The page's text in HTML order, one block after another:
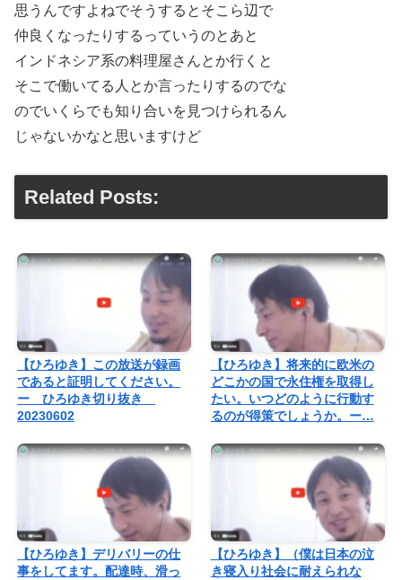
思うんですよねでそうするとそこら辺で
仲良くなったりするっていうのとあと
インドネシア系の料理屋さんとか行くと
そこで働いてる人とか言ったりするのでな
のでいくらでも知り合いを見つけられるん
じゃないかなと思いますけど
Related Posts:
【ひろゆき】この放送が録画
であると証明してください。
ー ひろゆき切り抜き
20230602
【ひろゆき】将来的に欧米の
どこかの国で永住権を取得し
たい。いつどのように行動す
るのが得策でしょうか。ー…
【ひろゆき】デリバリーの仕
事をしてます。配達時、滑っ
【ひろゆき】（僕は日本の泣
き寝入り社会に耐えられな